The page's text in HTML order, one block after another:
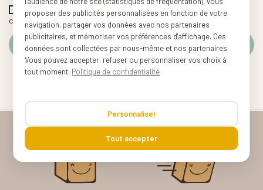
J'accepte les conditions générales et la politique de
confidentialité
*10% de réduction dès 49€ d'achats, valable pendant 2 jours, hors pièces
proposer des publicités personnalisées en fonction de votre
navigation, partager vos données avec nos partenaires
publicitaires, et mémoriser vos préférences d'affichage. Ces
données sont collectées par nous-même et nos partenaires.
Vous pouvez accepter, refuser ou personnaliser vos choix à
tout moment. Politique de confidentialité
Personnaliser
Tout accepter